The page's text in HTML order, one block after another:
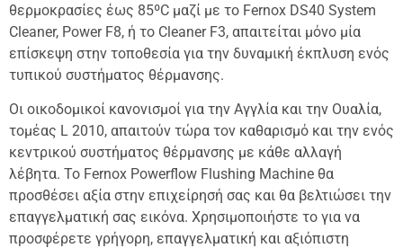
θερμοκρασίες έως 85ºC μαζί με το Fernox DS40 System
Cleaner, Power F8, ή το Cleaner F3, απαιτείται μόνο μία
επίσκεψη στην τοποθεσία για την δυναμική έκπλυση ενός
τυπικού συστήματος θέρμανσης.
Οι οικοδομικοί κανονισμοί για την Αγγλία και την Ουαλία,
τομέας L 2010, απαιτούν τώρα τον καθαρισμό και την ενός
κεντρικού συστήματος θέρμανσης με κάθε αλλαγή
λέβητα. Το Fernox Powerflow Flushing Machine θα
προσθέσει αξία στην επιχείρησή σας και θα βελτιώσει την
επαγγελματική σας εικόνα. Χρησιμοποιήστε το για να
προσφέρετε γρήγορη, επαγγελματική και αξιόπιστη